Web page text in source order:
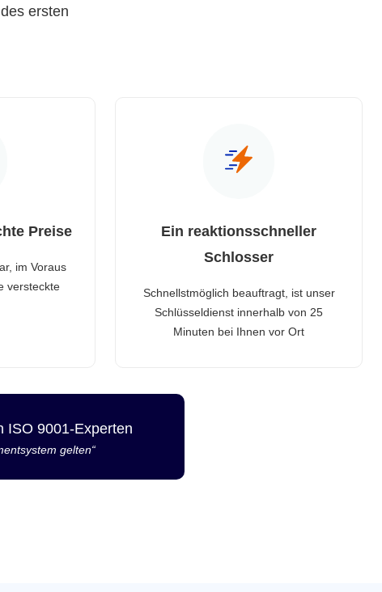
ersten
Preise
im Voraus
versteckte
Ein reaktionsschneller
Schlosser
Schnellstmöglich beauftragt, ist unser
Schlüsseldienst innerhalb von 25
Minuten bei Ihnen vor Ort
ISO 9001-Experten
gelten“